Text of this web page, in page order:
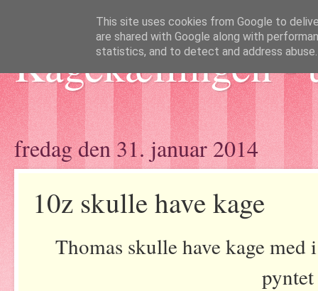
Kagekællingen -
fredag den 31. januar 2014
10z skulle have kage
Thomas skulle have kage
This site uses cookies from Google to
are shared with Google along with
statistics, and to detect and address abuse.